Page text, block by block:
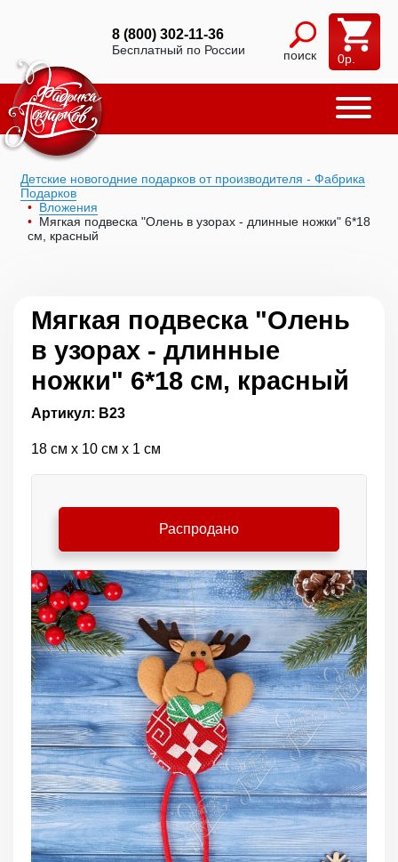
8 (800) 302-11-36
Бесплатный по России поиск 0р.
Детские новогодние подарков от производителя - Фабрика
Подарков
Вложения
Мягкая подвеска "Олень в узорах - длинные ножки" 6*18
см, красный
Мягкая подвеска "Олень
в узорах - длинные
ножки" 6*18 см, красный
Артикул: В23
18 см х 10 см х 1 см
Распродано